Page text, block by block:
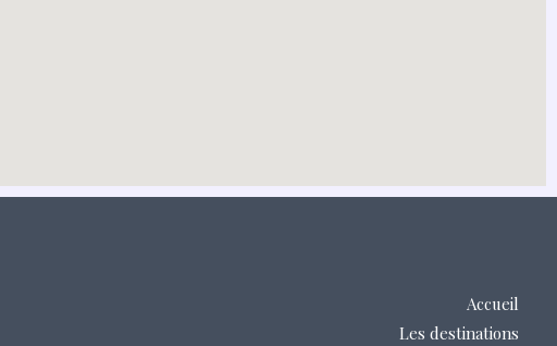
Accueil
Les destinations